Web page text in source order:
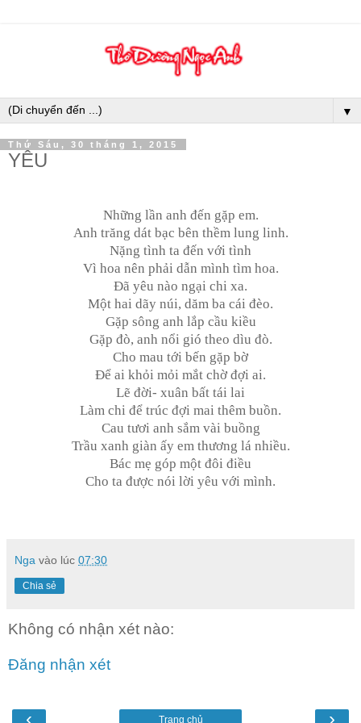
▼
Thứ Sáu, 30 tháng 1, 2015
YÊU
Những lần anh đến gặp em.
Anh trăng dát bạc bên thềm lung linh.
Nặng tình ta đến với tình
Vì hoa nên phải dẫn mình tìm hoa.
Đã yêu nào ngại chi xa.
Một hai dãy núi, dăm ba cái đèo.
Gặp sông anh lắp cầu kiều
Gặp đò, anh nổi gió theo dìu đò.
Cho mau tới bến gặp bờ
Để ai khỏi mỏi mắt chờ đợi ai.
Lẽ đời- xuân bất tái lai
Làm chi để trúc đợi mai thêm buồn.
Cau tươi anh sắm vài buồng
Trầu xanh giàn ấy em thương lá nhiều.
Bác mẹ góp một đôi điều
Cho ta được nói lời yêu với mình.
Nga vào lúc 07:30
Chia sẻ
Không có nhận xét nào:
Đăng nhận xét
Trang chủ